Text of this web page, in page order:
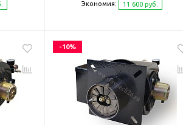
Экономия: 11 600 руб.
-10%